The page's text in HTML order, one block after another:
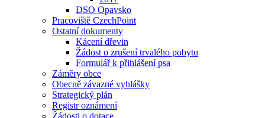
DSO Opavsko
Pracoviště CzechPoint
Ostatní dokumenty
Kácení dřevin
Žádost o zrušení trvalého pobytu
Formulář k přihlášení psa
Záměry obce
Obecně závazné vyhlášky
Strategický plán
Registr oznámení
Žádosti o dotace